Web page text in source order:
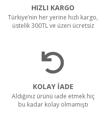
HIZLI KARGO
Türkiye’nin her yerine hızlı kargo,
üstelik 300TL ve üzeri ücretsiz
KOLAY İADE
Aldığınız ürünü iade etmek hiç
bu kadar kolay olmamıştı